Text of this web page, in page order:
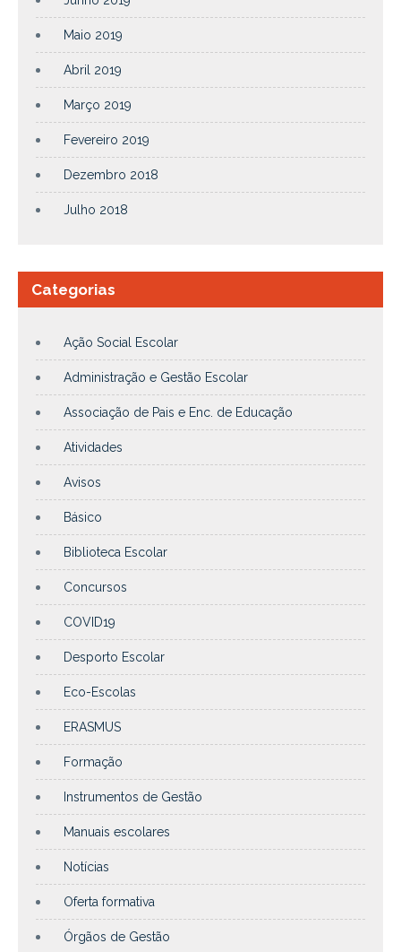
Maio 2019
Abril 2019
Março 2019
Fevereiro 2019
Dezembro 2018
Julho 2018
Categorias
Ação Social Escolar
Administração e Gestão Escolar
Associação de Pais e Enc. de Educação
Atividades
Avisos
Básico
Biblioteca Escolar
Concursos
COVID19
Desporto Escolar
Eco-Escolas
ERASMUS
Formação
Instrumentos de Gestão
Manuais escolares
Notícias
Oferta formativa
Órgãos de Gestão